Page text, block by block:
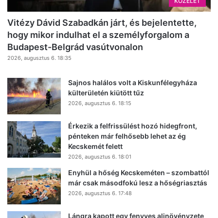
Vitézy Dávid Szabadkán járt, és bejelentette,
hogy mikor indulhat el a személyforgalom a
Budapest-Belgrád vasútvonalon
2026, augusztus 6. 18:35
Sajnos halálos volt a Kiskunfélegyháza
külterületén kiütött tűz
2026, augusztus 6. 18:15
Érkezik a felfrissülést hozó hidegfront,
pénteken már felhősebb lehet az ég
Kecskemét felett
2026, augusztus 6. 18:01
Enyhül a hőség Kecskeméten – szombattól
már csak másodfokú lesz a hőségriasztás
2026, augusztus 6. 17:48
Lángra kapott egy fenyves aljnövényzete